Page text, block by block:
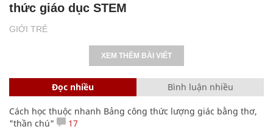
GIỚI TRẺ
thức giáo dục STEM
XEM THÊM BÀI VIẾT
Đọc nhiều Bình luận nhiều
Cách học thuộc nhanh Bảng công thức lượng giác bằng thơ,
"thần chú"
17